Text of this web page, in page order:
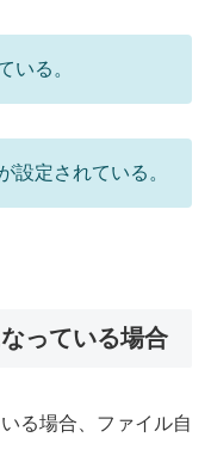
いる。
設定されている。
っている場合
る場合、ファイル自